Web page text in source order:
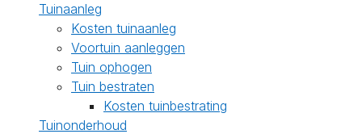
Tuinaanleg
Kosten tuinaanleg
Voortuin aanleggen
Tuin ophogen
Tuin bestraten
Kosten tuinbestrating
Tuinonderhoud